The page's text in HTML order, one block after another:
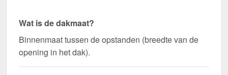
Wat is de dakmaat?
Binnenmaat tussen de opstanden (breedte van de
opening in het dak).